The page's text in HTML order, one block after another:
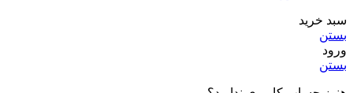
سبد خرید
بستن
ورود
بستن